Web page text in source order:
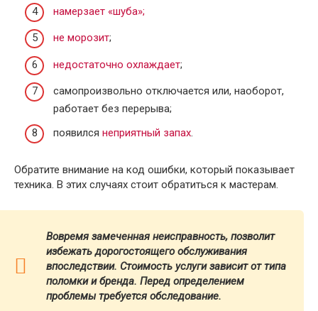
намерзает «шуба»;
не морозит;
недостаточно охлаждает;
самопроизвольно отключается или, наоборот,
работает без перерыва;
появился неприятный запах
Обратите внимание на код ошибки, который показывает
техника. В этих случаях стоит обратиться к мастерам.
Вовремя замеченная неисправность, позволит
избежать дорогостоящего обслуживания
впоследствии. Стоимость услуги зависит от типа
поломки и бренда. Перед определением
проблемы требуется обследование.